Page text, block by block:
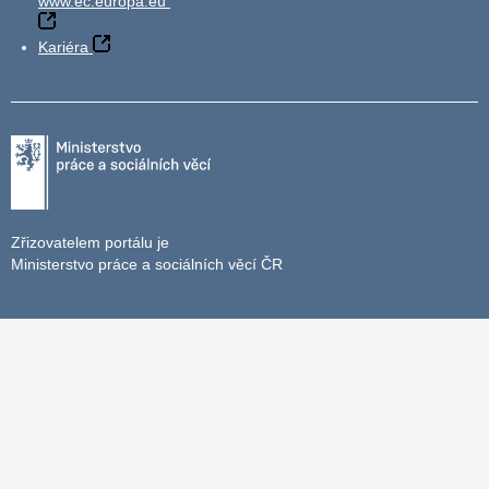
Kariéra
Zřizovatelem portálu je
Ministerstvo práce a sociálních věcí ČR